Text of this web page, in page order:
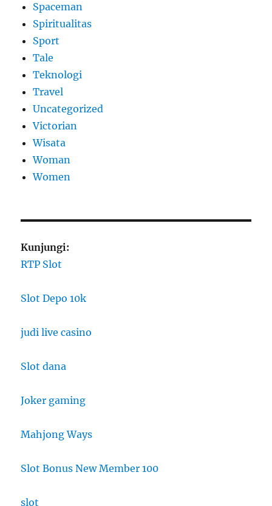
Spaceman
Spiritualitas
Sport
Tale
Teknologi
Travel
Uncategorized
Victorian
Wisata
Woman
Women
Kunjungi:
RTP Slot
Slot Depo 10k
judi live casino
Slot dana
Joker gaming
Mahjong Ways
Slot Bonus New Member 100
slot